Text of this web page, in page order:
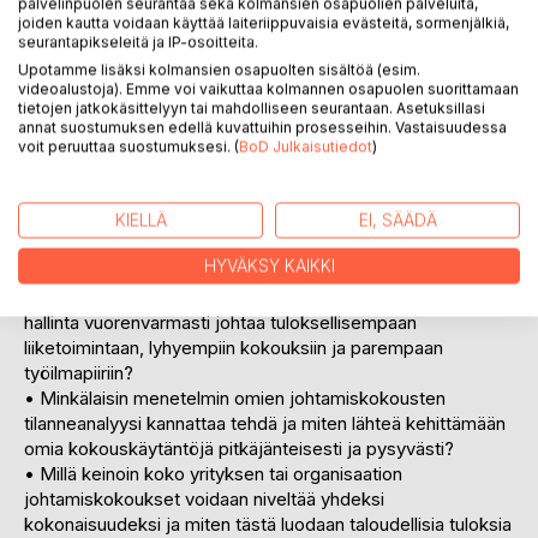
johtamiskokoukset kuntoon?
Tämä mukaansatempaava kirja on tarkoitettu suomalaiselle
johtajalle tai johtotehtävissä olevalle käytännön johtamis- ja
ohjaustoiminnan apuvälineeksi. Se vastaa mm. seuraaviin
jokaista organisaationvetäjää ja tuloksentekijää kiinnostaviin
• Kuinka voimme varsin yksinkertaisin keinoin rakentaa
omaa liiketoimintaamme ohjaavaa tuloksellista
kokoustoimintaa ja nostaa kokoustemme laatua pysyvästi?
hallinta vuorenvarmasti johtaa tuloksellisempaan
liiketoimintaan, lyhyempiin kokouksiin ja parempaan
työilmapiiriin?
• Minkälaisin menetelmin omien johtamiskokousten
tilanneanalyysi kannattaa tehdä ja miten lähteä kehittämään
omia kokouskäytäntöjä pitkäjänteisesti ja pysyvästi?
• Millä keinoin koko yrityksen tai organisaation
johtamiskokoukset voidaan niveltää yhdeksi
kokonaisuudeksi ja miten tästä luodaan taloudellisia tuloksia
palvelinpuolen seurantaa sekä kolmansien osapuolien palveluita,
joiden kautta voidaan käyttää laiteriippuvaisia evästeitä, sormenjälkiä,
seurantapikseleitä ja IP-osoitteita.
Upotamme lisäksi kolmansien osapuolten sisältöä (esim.
videoalustoja). Emme voi vaikuttaa kolmannen osapuolen suorittamaan
tietojen jatkokäsittelyyn tai mahdolliseen seurantaan. Asetuksillasi
annat suostumuksen edellä kuvattuihin prosesseihin. Vastaisuudessa
voit peruuttaa suostumuksesi. (BoD Julkaisutiedot)
KIELLÄ EI, SÄÄDÄ
HYVÄKSY KAIKKI